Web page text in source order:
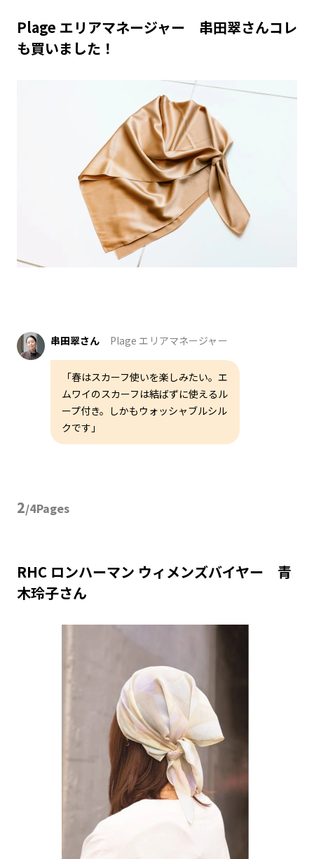
Plage エリアマネージャー 串田翠さんコレ
も買いました！
串田翠さん Plage エリアマネージャー
「春はスカーフ使いを楽しみたい。エ
ムワイのスカーフは結ばずに使えるル
ープ付き。しかもウォッシャブルシル
クです」
2/4Pages
RHC ロンハーマン ウィメンズバイヤー 青
木玲子さん